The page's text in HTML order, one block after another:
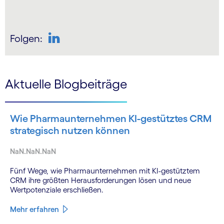
Folgen:
Aktuelle Blogbeiträge
Wie Pharmaunternehmen KI-gestütztes CRM
strategisch nutzen können
NaN.NaN.NaN
Fünf Wege, wie Pharmaunternehmen mit KI-gestütztem
CRM ihre größten Herausforderungen lösen und neue
Wertpotenziale erschließen.
Mehr erfahren